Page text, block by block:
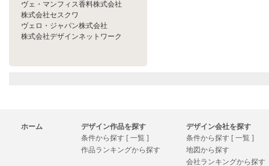
ヴェ・マンフィス香料株式会社
株式会社セスクワ
ヴェロ・ジャパン株式会社
株式会社デザインネットワーク
ホーム
デザイン作品を探す
条件から探す [ 一覧 ]
作品ランキングから探す
デザイン会社を探す
条件から探す [ 一覧 ]
地図から探す
会社ランキングから探す